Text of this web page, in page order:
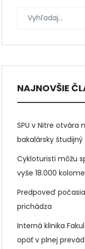
NAJNOVŠIE
SPU v Nitre otvára
bakalársky
Cykloturisti môžu
vyše 18.000
Predpoveď
prichádza
Interná klinika
opäť v plnej